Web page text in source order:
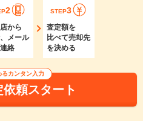
2
から
メール
絡
STEP3
査定額を
比べて売却先
を決める
カンタン入力
頼スタート